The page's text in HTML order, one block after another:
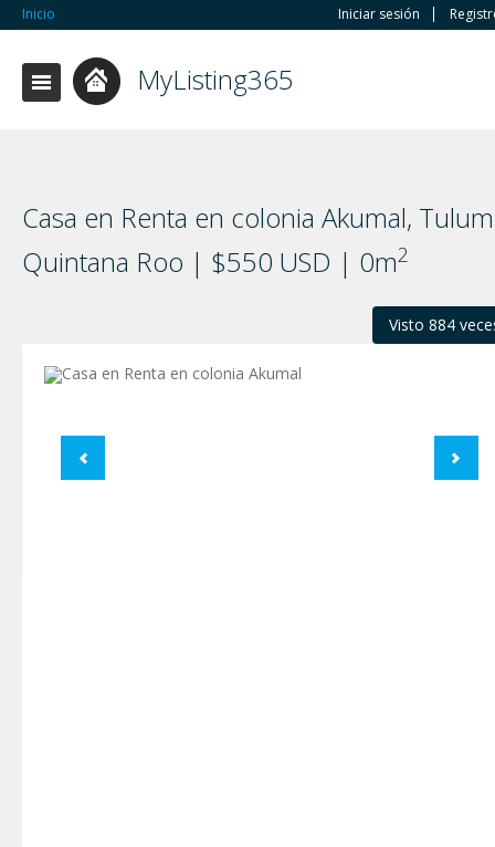
Inicio Iniciar sesión
MyListing365
Casa en Renta en colonia Akumal,
Quintana Roo | $550 USD | 0m2
Visto 884